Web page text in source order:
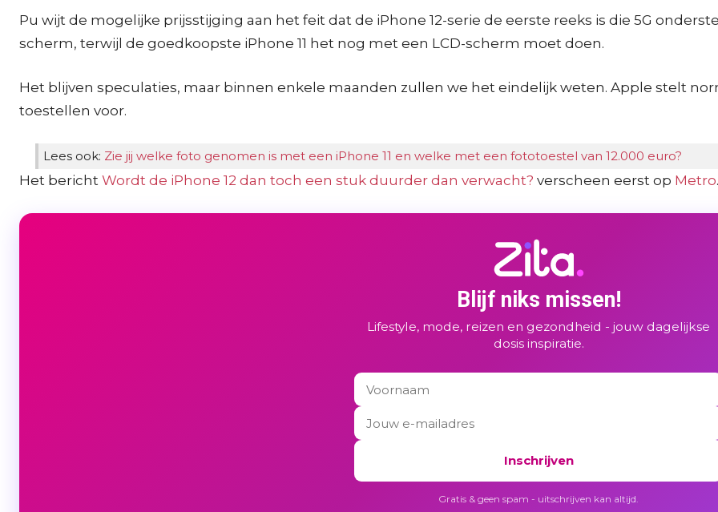
Pu wijt de mogelijke prijsstijging aan het feit dat de iPhone 12-serie de eerste reeks is die 5G
scherm, terwijl de goedkoopste iPhone 11 het nog met een LCD-scherm moet doen.
Het blijven speculaties, maar binnen enkele maanden zullen we het eindelijk weten. Apple stelt
toestellen voor.
Lees ook: Zie jij welke foto genomen is met een iPhone 11 en welke met een fototoestel van 12.000 euro?
Het bericht Wordt de iPhone 12 dan toch een stuk duurder dan verwacht? verscheen eerst op Metro.
Blijf niks missen!
Lifestyle, mode, reizen en gezondheid - jouw dagelijkse
dosis inspiratie.
Inschrijven
Gratis & geen spam - uitschrijven kan altijd.